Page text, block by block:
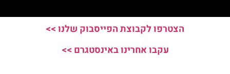
הצטרפו לקבוצת הפייסבוק שלנו >>
עקבו אחרינו באינסטגרם >>